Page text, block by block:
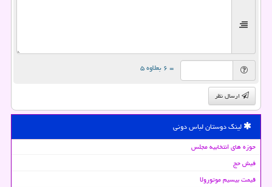
= ۶ بعلاوه ۵
ارسال نظر
لینک دوستان لباس دونی
حوزه های انتخابیه مجلس
فیش حج
قیمت بیسیم موتورولا